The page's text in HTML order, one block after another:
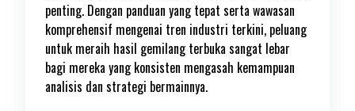
penting. Dengan panduan yang tepat serta wawasan
komprehensif mengenai tren industri terkini, peluang
untuk meraih hasil gemilang terbuka sangat lebar
bagi mereka yang konsisten mengasah kemampuan
analisis dan strategi bermainnya.